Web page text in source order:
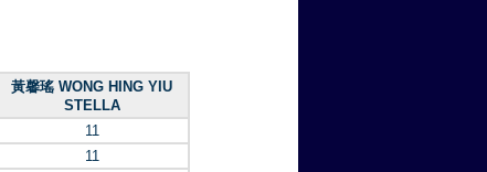
黃馨瑤 WONG HING YIU
STELLA
11
11